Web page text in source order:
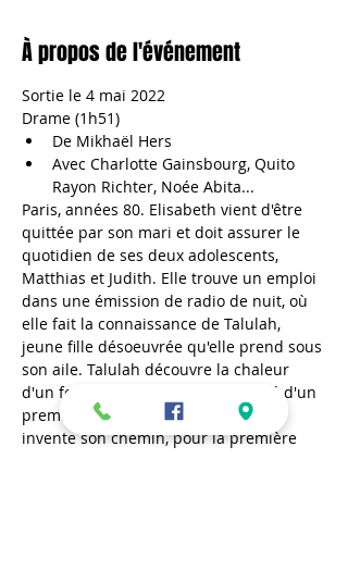
À propos de l'événement
Sortie le 4 mai 2022
Drame (1h51)
De Mikhaël Hers
Avec Charlotte Gainsbourg, Quito
Rayon Richter, Noée Abita...
Paris, années 80. Elisabeth vient d'être
quittée par son mari et doit assurer le
quotidien de ses deux adolescents,
Matthias et Judith. Elle trouve un emploi
dans une émission de radio de nuit, où
elle fait la connaissance de Talulah,
jeune fille désoeuvrée qu'elle prend sous
son aile. Talulah découvre la chaleur
d'un foyer et Matthias la possibilité d'un
premier amour, tandis qu'Elisabeth
invente son chemin, pour la première